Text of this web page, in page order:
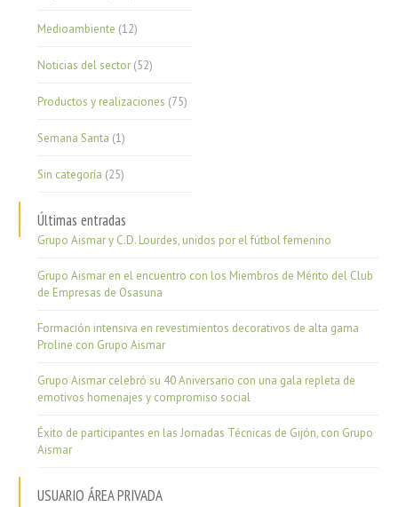
Medioambiente (12)
Noticias del sector (52)
Productos y realizaciones (75)
Semana Santa (1)
Sin categoría (25)
Últimas entradas
Grupo Aismar y C.D. Lourdes, unidos por el fútbol femenino
Grupo Aismar en el encuentro con los Miembros de Mérito del Club
de Empresas de Osasuna
Formación intensiva en revestimientos decorativos de alta gama
Proline con Grupo Aismar
Grupo Aismar celebró su 40 Aniversario con una gala repleta de
emotivos homenajes y compromiso social
Éxito de participantes en las Jornadas Técnicas de Gijón, con Grupo
Aismar
USUARIO ÁREA PRIVADA